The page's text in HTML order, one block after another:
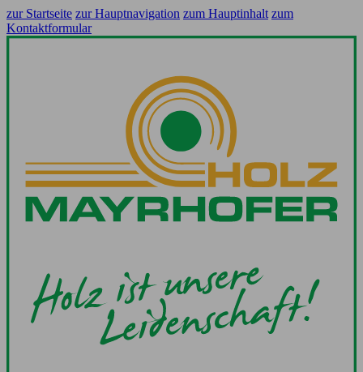
zur Startseite zur Hauptnavigation zum Hauptinhalt zum
Kontaktformular